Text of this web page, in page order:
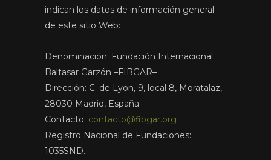
indican los datos de información general
de este sitio Web:
Denominación: Fundación Internacional
Baltasar Garzón –FIBGAR–
Dirección: C. de Lyon, 9, local 8, Moratalaz,
28030 Madrid, España
Contacto: contacto@fibgar.org
Registro Nacional de Fundaciones:
1035SND.